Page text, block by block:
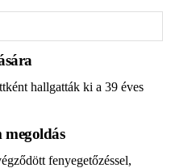
hallgatták ki a 39 éves
megoldás
fenyegetőzéssel,